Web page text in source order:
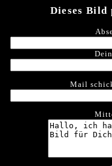
Dieses
Mail